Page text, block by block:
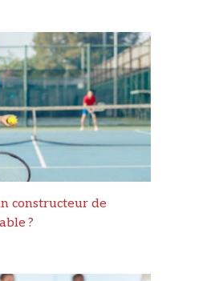
constructeur de
?